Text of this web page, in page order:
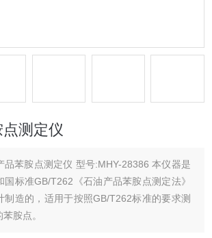
测定仪
品苯胺点测定仪 型号:MHY-28386 本仪器是
国标准GB/T262《石油产品苯胺点测定法》
制造的，适用于按照GB/T262标准的要求测
胺点。